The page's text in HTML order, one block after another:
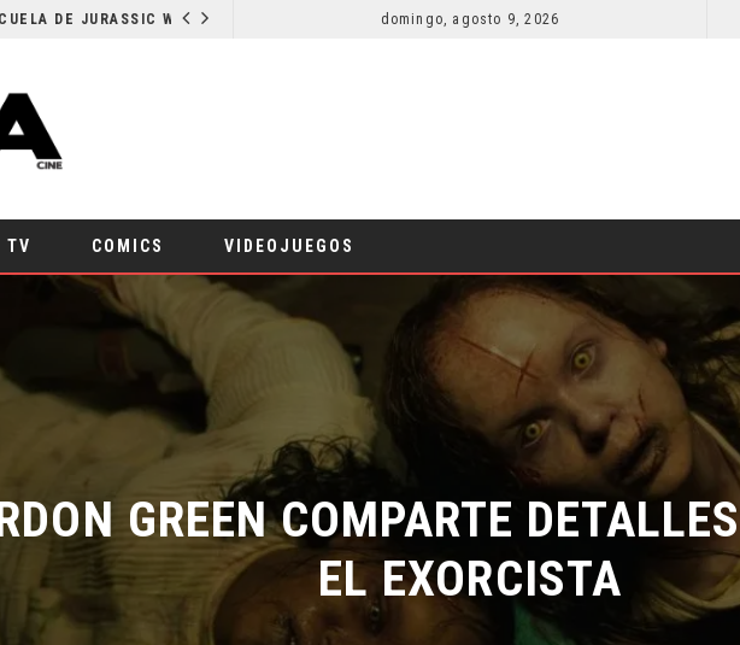
SECUELA DE JURASSIC WORLD REBIRTH PIERDE DIRECTOR RESEÑA LA INVITACIÓN: OLIVIA WILDE REFLEXIONA SOBRE LA VIDA CONYUGAL
domingo, agosto 9, 2026
TV COMICS VIDEOJUEGOS
GREEN COMPARTE DETALLES
EL EXORCISTA
06/09/2024 CINE